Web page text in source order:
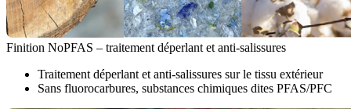
Finition NoPFAS – traitement déperlant et anti-salissures
Traitement déperlant et anti-salissures sur le tissu extérieur
Sans fluorocarbures, substances chimiques dites PFAS/PFC